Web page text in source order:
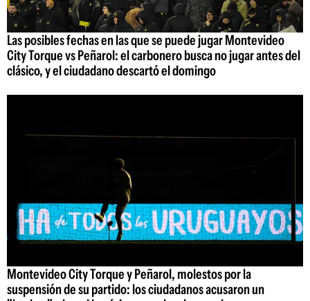
Las posibles fechas en las que se puede jugar Montevideo
City Torque vs Peñarol: el carbonero busca no jugar antes del
clásico, y el ciudadano descartó el domingo
Montevideo City Torque y Peñarol, molestos por la
suspensión de su partido: los ciudadanos acusaron un